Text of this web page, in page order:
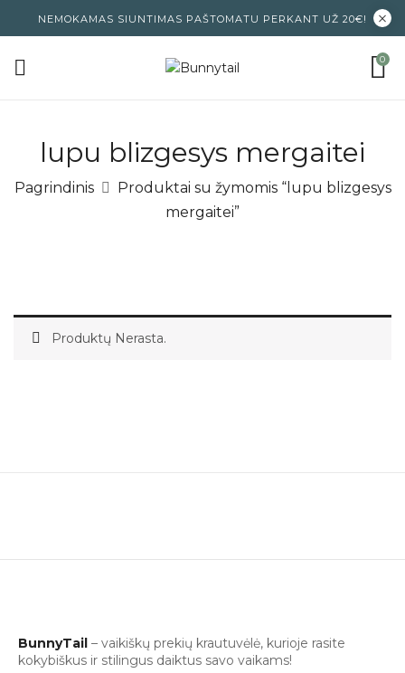
NEMOKAMAS SIUNTIMAS PAŠTOMATU PERKANT UŽ 20€!
0
lupu blizgesys mergaitei
Pagrindinis
Produktai su žymomis “lupu blizgesys
mergaitei”
Produktų Nerasta.
BunnyTail – vaikiškų prekių krautuvėlė, kurioje rasite
kokybiškus ir stilingus daiktus savo vaikams!